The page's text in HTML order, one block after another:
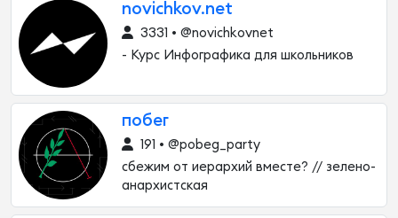
novichkov.net
3331 • @novichkovnet
- Курс Инфографика для школьников
побег
191 • @pobeg_party
сбежим от иерархий вместе? // зелено-
анархистская